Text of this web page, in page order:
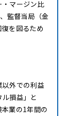
・マージン比
監督当局（金
を図るため
以外での利益
損益」と
本業の1年間の